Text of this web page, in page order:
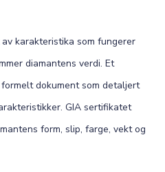
karakteristika som fungerer
diamantens verdi. Et
dokument som detaljert
GIA sertifikatet
form, slip, farge, vekt og